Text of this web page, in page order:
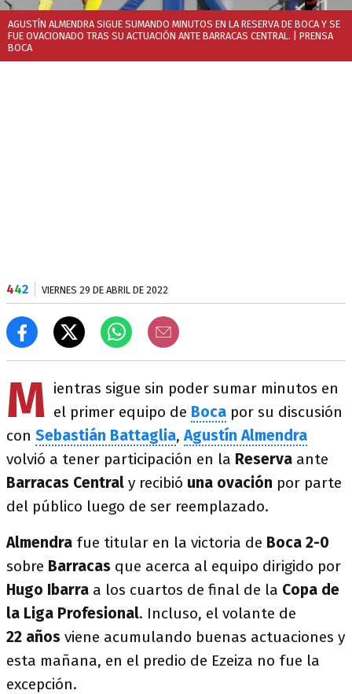
AGUSTÍN ALMENDRA SIGUE SUMANDO MINUTOS EN LA RESERVA DE BOCA Y SE
FUE OVACIONADO TRAS SU ACTUACIÓN ANTE BARRACAS CENTRAL. | PRENSA
BOCA
442 VIERNES 29 DE ABRIL DE 2022
M ientras sigue sin poder sumar minutos en
el primer equipo de Boca por su discusión
con Sebastián Battaglia,Agustín Almendra
volvió a tener participación en la Reserva ante
Barracas Central y recibió una ovación por parte
del público luego de ser reemplazado.
Almendra fue titular en la victoria de Boca 2-0
sobre Barracas que acerca al equipo dirigido por
Hugo Ibarra a los cuartos de final de la Copa de
la Liga Profesional. Incluso, el volante de
22 años viene acumulando buenas actuaciones y
esta mañana, en el predio de Ezeiza no fue la
excepción.